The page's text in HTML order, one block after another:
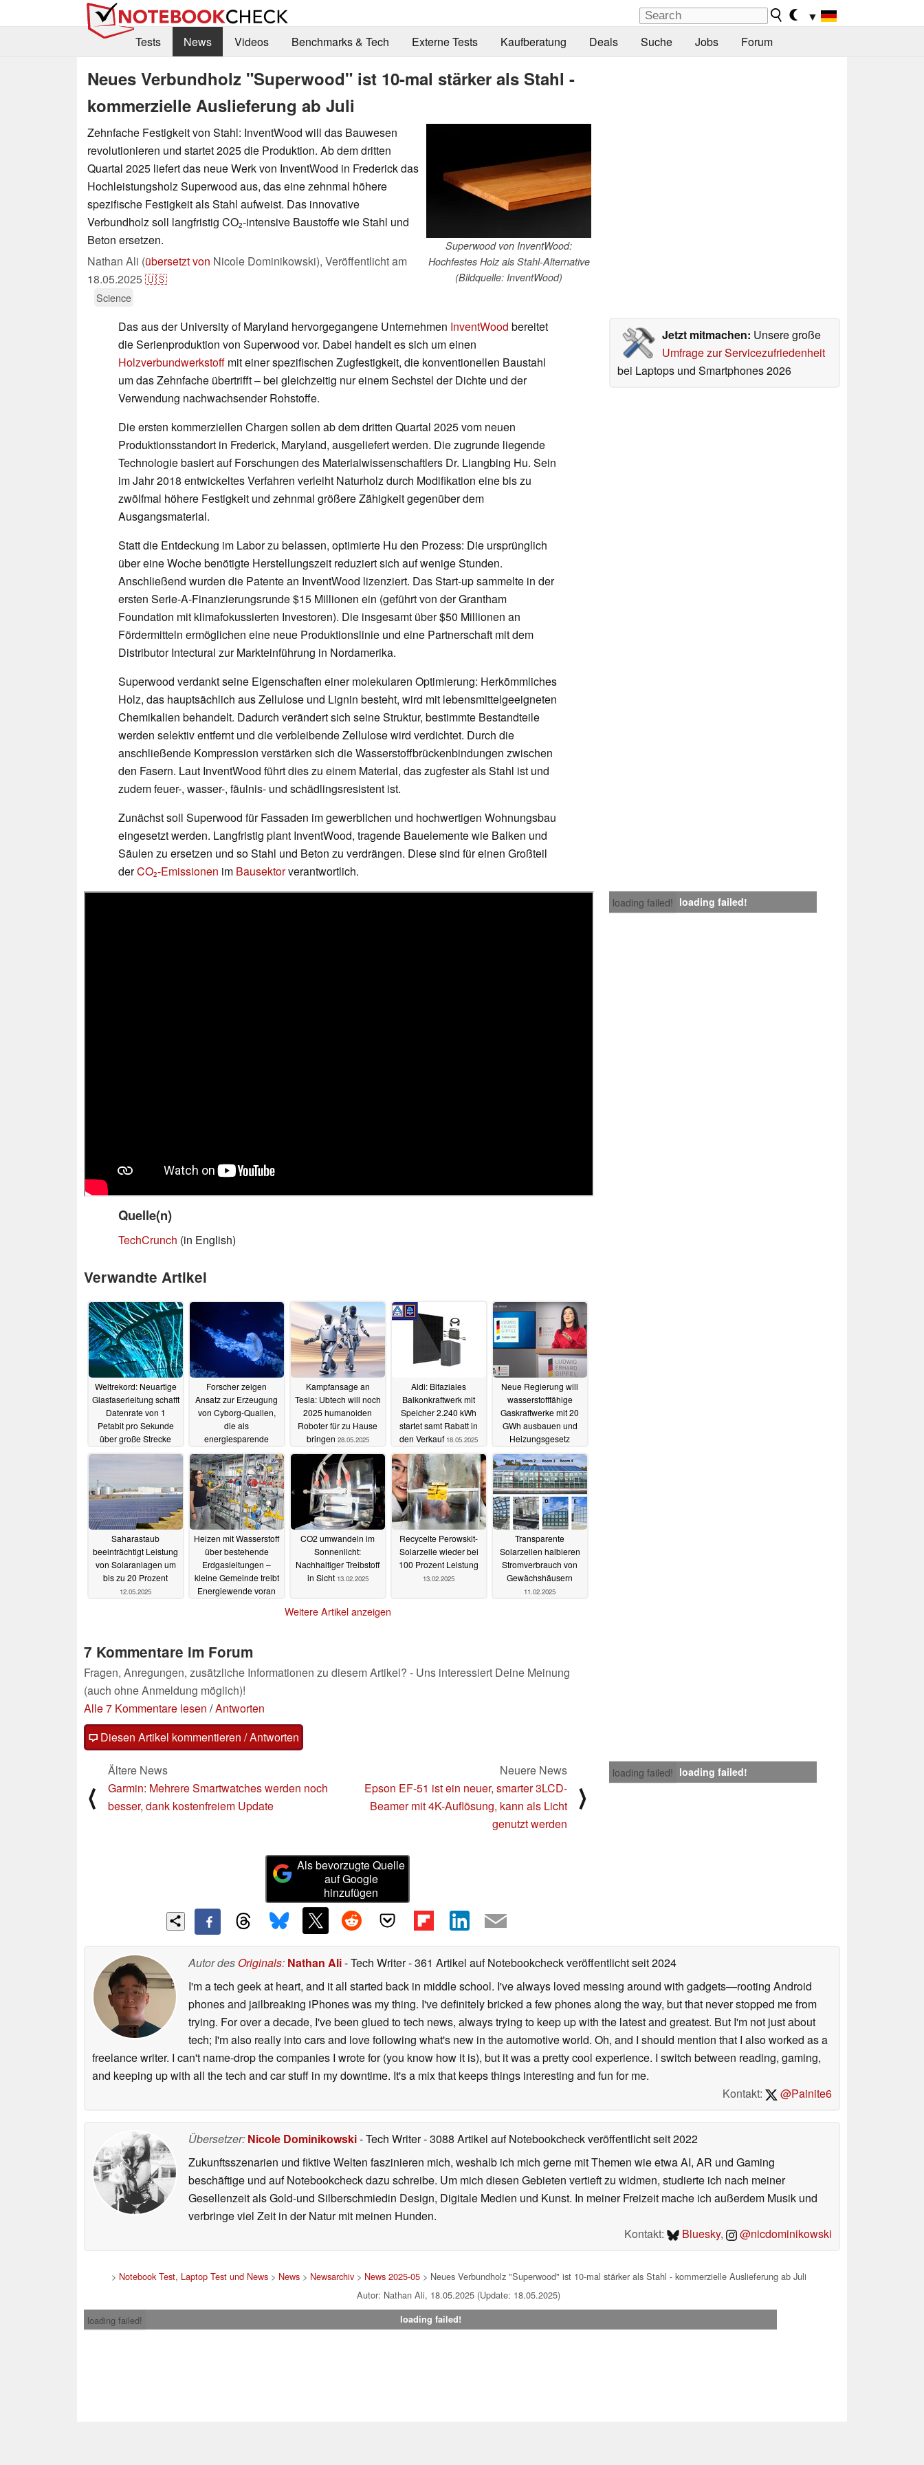
▼
Tests
News Videos Benchmarks & Tech Externe Tests Kaufberatung Deals Suche Jobs Forum
Neues Verbundholz "Superwood" ist 10-mal stärker als Stahl -
kommerzielle Auslieferung ab Juli
Superwood von InventWood:
Hochfestes Holz als Stahl-Alternative
(Bildquelle: InventWood)
Zehnfache Festigkeit von Stahl: InventWood will das Bauwesen
revolutionieren und startet 2025 die Produktion. Ab dem dritten
Quartal 2025 liefert das neue Werk von InventWood in Frederick das
Hochleistungsholz Superwood aus, das eine zehnmal höhere
spezifische Festigkeit als Stahl aufweist. Das innovative
Verbundholz soll langfristig CO₂-intensive Baustoffe wie Stahl und
Beton ersetzen.
Nathan Ali (übersetzt von Nicole Dominikowski), Veröffentlicht am
18.05.2025🇺🇸
Science
Jetzt mitmachen: Unsere große
Umfrage zur Servicezufriedenheit
bei Laptops und Smartphones 2026
Das aus der University of Maryland hervorgegangene Unternehmen InventWood bereitet
die Serienproduktion von Superwood vor. Dabei handelt es sich um einen
Holzverbundwerkstoff mit einer spezifischen Zugfestigkeit, die konventionellen Baustahl
um das Zehnfache übertrifft – bei gleichzeitig nur einem Sechstel der Dichte und der
Verwendung nachwachsender Rohstoffe.
Die ersten kommerziellen Chargen sollen ab dem dritten Quartal 2025 vom neuen
Produktionsstandort in Frederick, Maryland, ausgeliefert werden. Die zugrunde liegende
Technologie basiert auf Forschungen des Materialwissenschaftlers Dr. Liangbing Hu. Sein
im Jahr 2018 entwickeltes Verfahren verleiht Naturholz durch Modifikation eine bis zu
zwölfmal höhere Festigkeit und zehnmal größere Zähigkeit gegenüber dem
Ausgangsmaterial.
Statt die Entdeckung im Labor zu belassen, optimierte Hu den Prozess: Die ursprünglich
über eine Woche benötigte Herstellungszeit reduziert sich auf wenige Stunden.
Anschließend wurden die Patente an InventWood lizenziert. Das Start-up sammelte in der
ersten Serie-A-Finanzierungsrunde $15 Millionen ein (geführt von der Grantham
Foundation mit klimafokussierten Investoren). Die insgesamt über $50 Millionen an
Fördermitteln ermöglichen eine neue Produktionslinie und eine Partnerschaft mit dem
Distributor Intectural zur Markteinführung in Nordamerika.
Superwood verdankt seine Eigenschaften einer molekularen Optimierung: Herkömmliches
Holz, das hauptsächlich aus Zellulose und Lignin besteht, wird mit lebensmittelgeeigneten
Chemikalien behandelt. Dadurch verändert sich seine Struktur, bestimmte Bestandteile
werden selektiv entfernt und die verbleibende Zellulose wird verdichtet. Durch die
anschließende Kompression verstärken sich die Wasserstoffbrückenbindungen zwischen
den Fasern. Laut InventWood führt dies zu einem Material, das zugfester als Stahl ist und
zudem feuer-, wasser-, fäulnis- und schädlingsresistent ist.
Zunächst soll Superwood für Fassaden im gewerblichen und hochwertigen Wohnungsbau
eingesetzt werden. Langfristig plant InventWood, tragende Bauelemente wie Balken und
Säulen zu ersetzen und so Stahl und Beton zu verdrängen. Diese sind für einen Großteil
derCO₂-Emissionen im Bausektorverantwortlich.
loading failed! loading failed!
Quelle(n)
TechCrunch (in English)
Verwandte Artikel
Weltrekord: Neuartige
Glasfaserleitung schafft
Datenrate von 1
Petabit pro Sekunde
über große Strecke
03.06.2025
Forscher zeigen
Ansatz zur Erzeugung
von Cyborg-Quallen,
die als
energiesparende
Meeressonden
eingesetzt werden
könnten02.06.2025
Kampfansage an
Tesla: Ubtech will noch
2025 humanoiden
Roboter für zu Hause
bringen 28.05.2025
Aldi: Bifaziales
Balkonkraftwerk mit
Speicher 2.240 kWh
startet samt Rabatt in
den Verkauf 18.05.2025
Neue Regierung will
wasserstofffähige
Gaskraftwerke mit 20
GWh ausbauen und
Heizungsgesetz
abschaffen15.05.2025
Saharastaub
beeinträchtigt Leistung
von Solaranlagen um
bis zu 20 Prozent
12.05.2025
Heizen mit Wasserstoff
über bestehende
Erdgasleitungen –
kleine Gemeinde treibt
Energiewende voran
CO2 umwandeln im
Sonnenlicht:
Nachhaltiger Treibstoff
in Sicht 13.02.2025
Recycelte Perowskit-
Solarzelle wieder bei
100 Prozent Leistung
13.02.2025
Transparente
Solarzellen halbieren
Stromverbrauch von
Gewächshäusern
11.02.2025
Weitere Artikel anzeigen
7 Kommentare im Forum
Fragen, Anregungen, zusätzliche Informationen zu diesem Artikel? - Uns interessiert Deine Meinung
(auch ohne Anmeldung möglich)!
Alle 7 Kommentare lesen /Antworten
Diesen Artikel kommentieren / Antworten
loading failed! loading failed!
⟨
Ältere News
Garmin: Mehrere Smartwatches werden noch
besser, dank kostenfreiem Update
Neuere News
Epson EF-51 ist ein neuer, smarter 3LCD-
Beamer mit 4K-Auflösung, kann als Licht
genutzt werden
⟩
Als bevorzugte Quelle
auf Google
hinzufügen
Autor des Originals: Nathan Ali- Tech Writer- 361 Artikel auf Notebookcheck veröffentlichtseit 2024
I'm a tech geek at heart, and it all started back in middle school. I've always loved messing around with gadgets—rooting Android
phones and jailbreaking iPhones was my thing. I've definitely bricked a few phones along the way, but that never stopped me from
trying. For over a decade, I've been glued to tech news, always trying to keep up with the latest and greatest. But I'm not just about
tech; I'm also really into cars and love following what's new in the automotive world. Oh, and I should mention that I also worked as a
freelance writer. I can't name-drop the companies I wrote for (you know how it is), but it was a pretty cool experience. I switch between reading, gaming,
and keeping up with all the tech and car stuff in my downtime. It's a mix that keeps things interesting and fun for me.
Kontakt:
@Painite6
Übersetzer: Nicole Dominikowski- Tech Writer- 3088 Artikel auf Notebookcheck veröffentlichtseit 2022
Zukunftsszenarien und fiktive Welten faszinieren mich, weshalb ich mich gerne mit Themen wie etwa AI, AR und Gaming
beschäftige und auf Notebookcheck dazu schreibe. Um mich diesen Gebieten vertieft zu widmen, studierte ich nach meiner
Gesellenzeit als Gold-und Silberschmiedin Design, Digitale Medien und Kunst. In meiner Freizeit mache ich außerdem Musik und
verbringe viel Zeit in der Natur mit meinen Hunden.
Kontakt:
Bluesky, @nicdominikowski
> Notebook Test, Laptop Test und News> News> Newsarchiv> News 2025-05> Neues Verbundholz "Superwood" ist 10-mal stärker als Stahl - kommerzielle Auslieferung ab Juli
Autor: Nathan Ali, 18.05.2025 (Update: 18.05.2025)
loading failed!
loading failed!